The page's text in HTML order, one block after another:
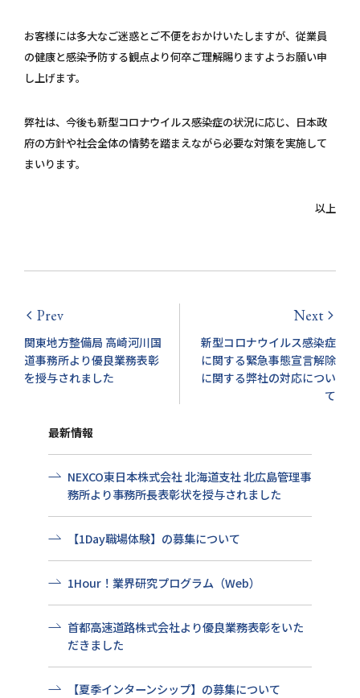
お客様には多大なご迷惑とご不便をおかけいたしますが、従業員
の健康と感染予防する観点より何卒ご理解賜りますようお願い申
し上げます。
弊社は、今後も新型コロナウイルス感染症の状況に応じ、日本政
府の方針や社会全体の情勢を踏まえながら必要な対策を実施して
まいります。
以上
arrow_back_ios Prev
関東地方整備局 高崎河川国
道事務所より優良業務表彰
を授与されました
Next arrow_forward_ios
新型コロナウイルス感染症
に関する緊急事態宣言解除
に関する弊社の対応につい
て
最新情報
NEXCO東日本株式会社 北海道支社 北広島管理事
務所より事務所長表彰状を授与されました
【1Day職場体験】の募集について
1Hour！業界研究プログラム（Web）
首都高速道路株式会社より優良業務表彰をいた
だきました
【夏季インターンシップ】の募集について